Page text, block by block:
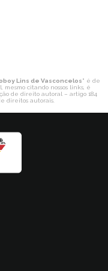
Lins de Vasconcelos" é de
citando nossos links, é
de direito autoral – artigo 184
direitos autorais.